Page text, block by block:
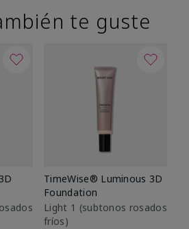
te guste
TimeWise® Luminous 3D
Foundation
Light 1​ (subtonos rosados
fríos)